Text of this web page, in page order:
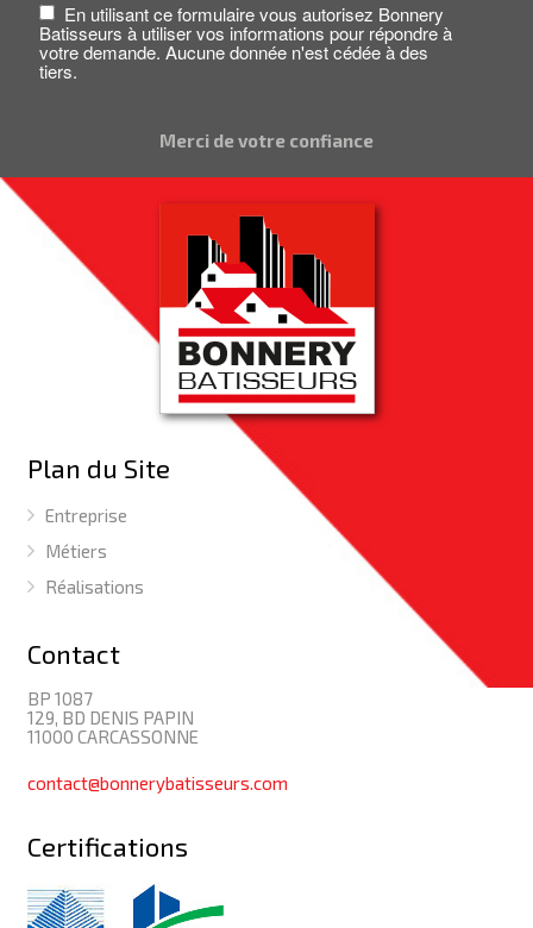
En utilisant ce formulaire vous autorisez Bonnery
Batisseurs à utiliser vos informations pour répondre à
votre demande. Aucune donnée n'est cédée à des
tiers.
Merci de votre confiance
Plan du Site
Entreprise
Métiers
Réalisations
Contact
BP 1087
129, BD DENIS PAPIN
11000 CARCASSONNE
contact@bonnerybatisseurs.com
Certifications